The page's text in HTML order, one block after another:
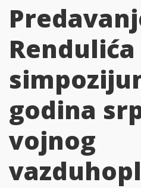
Rendulića
godina
vojnog